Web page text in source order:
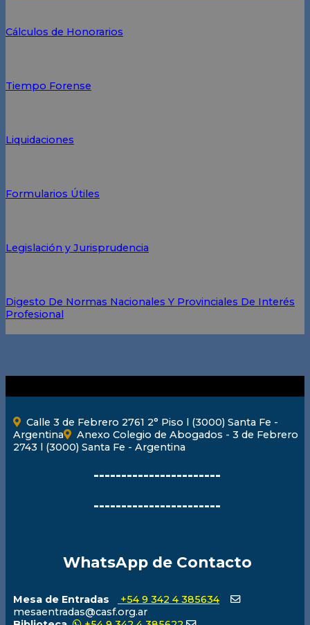
Cálculos de Honorarios
Tiempo Forense
Liquidaciones
Formularios Útiles
Legislación y Jurisprudencia
Digesto De Normas Nacionales Y Provinciales De Interés
Profesional
Calle 3 de Febrero 2761 2° Piso l (3000) Santa Fe -
Argentina
Anexo Colegio de Abogados - 3 de Febrero
2743 l (3000) Santa Fe - Argentina
-----------------------
-----------------------
WhatsApp de Contacto
Mesa de Entradas
+54 9 342 4 385634
mesaentradas@casf.org.ar